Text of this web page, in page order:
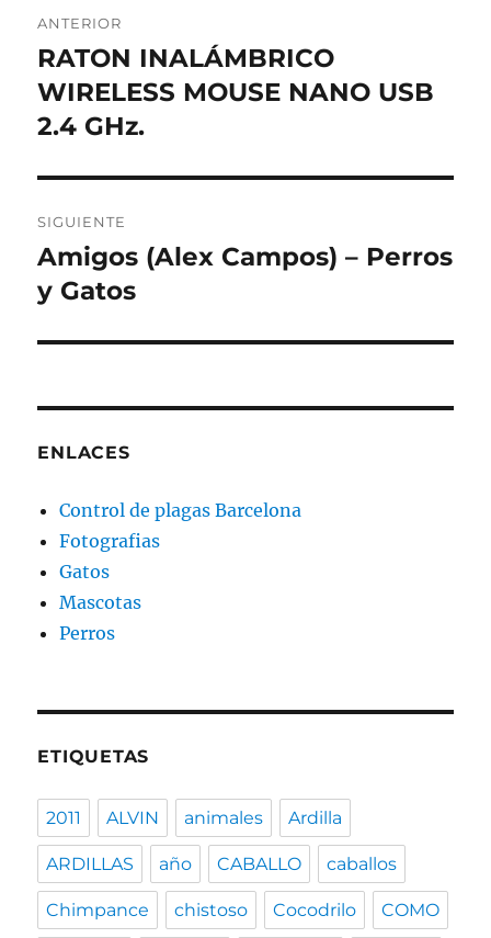
de
entradas
ANTERIOR
Entrada
anterior:
RATON INALÁMBRICO
WIRELESS MOUSE NANO USB
2.4 GHz.
SIGUIENTE
Entrada
siguiente:
Amigos (Alex Campos) – Perros
y Gatos
ENLACES
Control de plagas Barcelona
Fotografias
Gatos
Mascotas
Perros
ETIQUETAS
2011 ALVIN animales Ardilla
ARDILLAS año CABALLO caballos
Chimpance chistoso Cocodrilo COMO